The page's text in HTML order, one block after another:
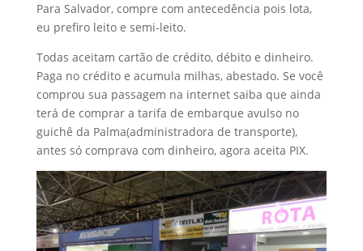
Para Salvador, compre com antecedência pois lota,
eu prefiro leito e semi-leito.
Todas aceitam cartão de crédito, débito e dinheiro.
Paga no crédito e acumula milhas, abestado. Se você
comprou sua passagem na internet saiba que ainda
terá de comprar a tarifa de embarque avulso no
guichê da Palma(administradora de transporte),
antes só comprava com dinheiro, agora aceita PIX.